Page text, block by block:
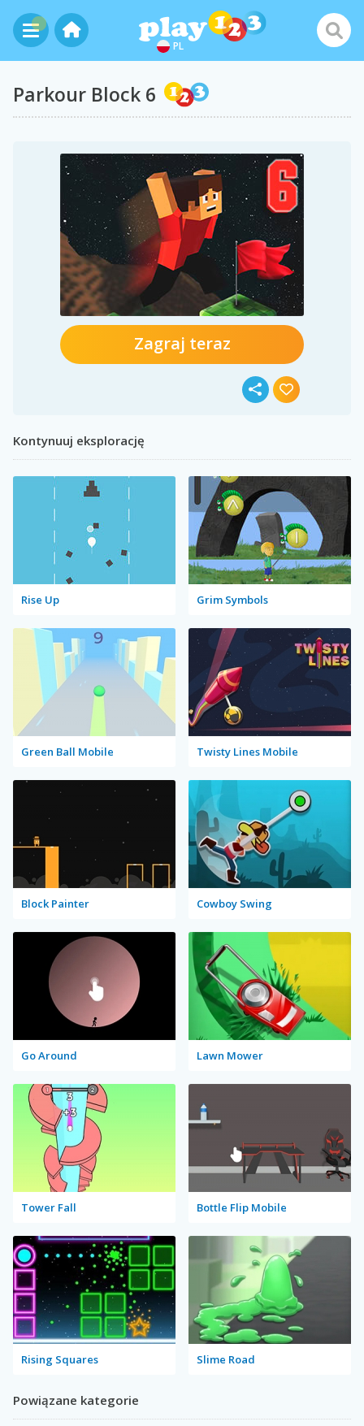
PL
Parkour Block 6
Zagraj teraz
Kontynuuj eksplorację
Rise Up Grim Symbols
Green Ball Mobile Twisty Lines Mobile
Block Painter Cowboy Swing
Go Around Lawn Mower
Tower Fall Bottle Flip Mobile
Rising Squares Slime Road
Powiązane kategorie